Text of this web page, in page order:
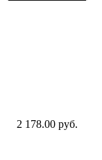
2 178.00 руб.